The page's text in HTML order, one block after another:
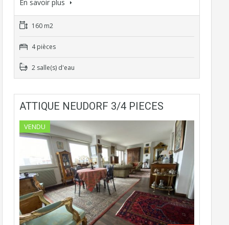
En savoir plus
160 m2
4 pièces
2 salle(s) d'eau
ATTIQUE NEUDORF 3/4 PIECES
VENDU